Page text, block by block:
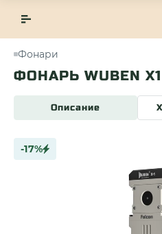
Фонари
ФОНАРЬ WUBEN
Описание
-17%